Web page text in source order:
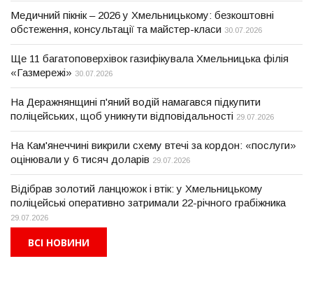
Медичний пікнік – 2026 у Хмельницькому: безкоштовні
обстеження, консультації та майстер-класи 30.07.2026
Ще 11 багатоповерхівок газифікувала Хмельницька філія
«Газмережі» 30.07.2026
На Деражнянщині п'яний водій намагався підкупити
поліцейських, щоб уникнути відповідальності 29.07.2026
На Кам'янеччині викрили схему втечі за кордон: «послуги»
оцінювали у 6 тисяч доларів 29.07.2026
Відібрав золотий ланцюжок і втік: у Хмельницькому
поліцейські оперативно затримали 22-річного грабіжника
29.07.2026
ВСІ НОВИНИ